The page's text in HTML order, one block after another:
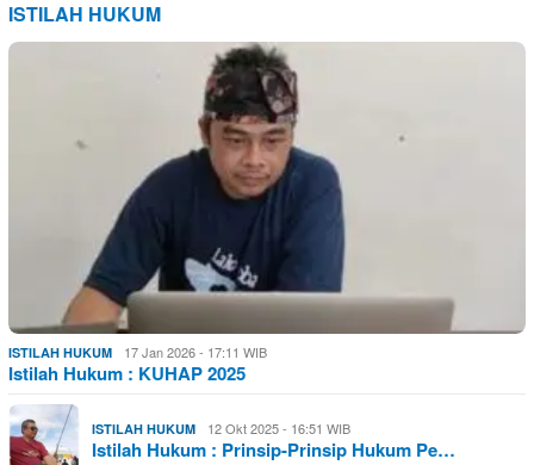
ISTILAH HUKUM
ISTILAH HUKUM 17 Jan 2026 - 17:11 WIB
Istilah Hukum : KUHAP 2025
ISTILAH HUKUM 12 Okt 2025 - 16:51 WIB
Istilah Hukum : Prinsip-Prinsip Hukum Pe…